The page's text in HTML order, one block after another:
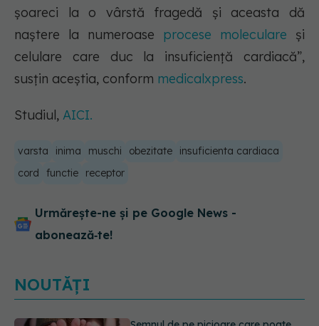
șoareci la o vârstă fragedă și aceasta dă
naștere la numeroase procese moleculare și
celulare care duc la insuficiență cardiacă”,
susțin aceștia, conform medicalxpress.
Studiul, AICI.
varsta inima muschi obezitate
insuficienta cardiaca
cord
functie receptor
Urmărește-ne și pe Google News -
abonează‑te!
NOUTĂȚI